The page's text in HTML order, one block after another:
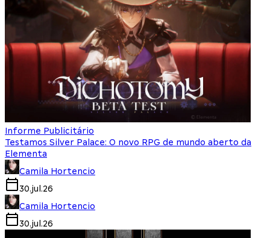
Informe Publicitário
Testamos Silver Palace: O novo RPG de mundo aberto da
Elementa
Camila Hortencio
30.jul.26
Camila Hortencio
30.jul.26